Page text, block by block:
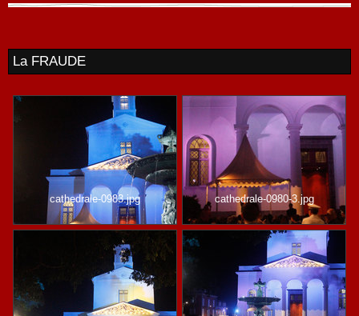
La FRAUDE
cathedrale-0983.jpg cathedrale-0980-3.jpg